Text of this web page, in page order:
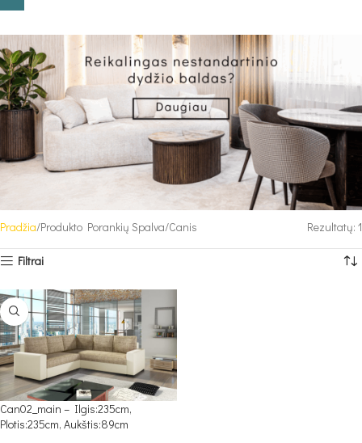
Pradžia Produkto Porankių Spalva Canis Rezultatų: 1
Filtrai
Can02_main – Ilgis:235cm,
Plotis:235cm, Aukštis:89cm